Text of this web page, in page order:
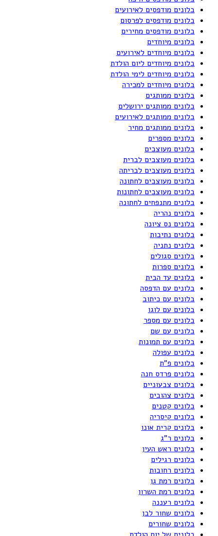
בלונים מודפסים לאירועים
בלונים מודפסים לפרסום
בלונים מודפסים מחירים
בלונים מיוחדים
בלונים מיוחדים לאירועים
בלונים מיוחדים ליום הולדת
בלונים מיוחדים לימי הולדת
בלונים מיוחדים למכירה
בלונים ממותגים
בלונים ממותגים ירושלים
בלונים ממותגים לאירועים
בלונים ממותגים מחיר
בלונים מספרים
בלונים מעוצבים
בלונים מעוצבים לברית
בלונים מעוצבים לבריתה
בלונים מעוצבים לחתונה
בלונים מעוצבים לחתונות
בלונים מתנפחים לחתונה
בלונים נהריה
בלונים נס ציונה
בלונים נתיבות
בלונים נתניה
בלונים סגולים
בלונים ספרות
בלונים עד הבית
בלונים עם הדפסה
בלונים עם כיתוב
בלונים עם לוגו
בלונים עם מספר
בלונים עם שם
בלונים עם תמונות
בלונים עפולה
בלונים פ"ת
בלונים פרדס חנה
בלונים צבעוניים
בלונים צהובים
בלונים קטנים
בלונים קיסריה
בלונים קרית אונו
בלונים ר"ג
בלונים ראש העין
בלונים רגילים
בלונים רחובות
בלונים רמת גן
בלונים רמת השרון
בלונים רעננה
בלונים שחור לבן
בלונים שחורים